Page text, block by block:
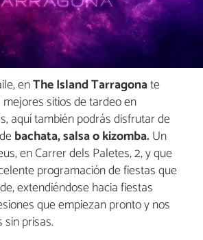
enThe Island Tarragonate
sitios de tardeo en
aquí también podrás disfrutar de
bachata, salsa o kizomba.Un
en Carrer dels Paletes, 2, y que
programación de fiestas que
extendiéndose hacia fiestas
que empiezan pronto y nos
prisas.